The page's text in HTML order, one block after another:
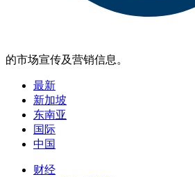
的市场宣传及营销信息。
最新
新加坡
东南亚
国际
中国
财经